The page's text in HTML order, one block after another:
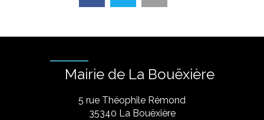
Mairie de La Bouëxière
5 rue Théophile Rémond
​35340 La Bouëxière